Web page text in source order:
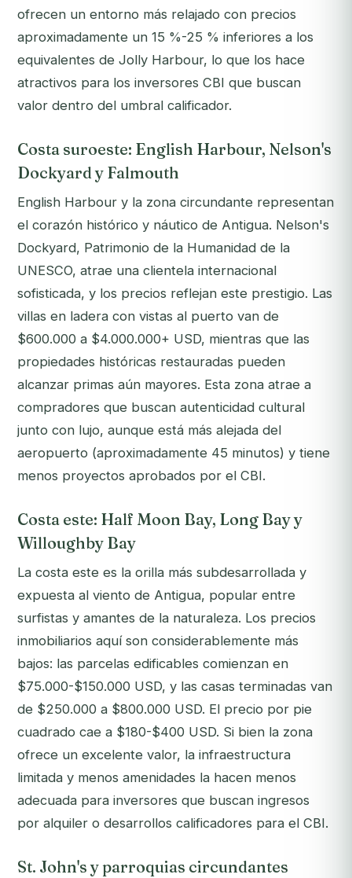
ofrecen un entorno más relajado con precios
aproximadamente un 15 %-25 % inferiores a los
equivalentes de Jolly Harbour, lo que los hace
atractivos para los inversores CBI que buscan
valor dentro del umbral calificador.
Costa suroeste: English Harbour, Nelson's
Dockyard y Falmouth
English Harbour y la zona circundante representan
el corazón histórico y náutico de Antigua. Nelson's
Dockyard, Patrimonio de la Humanidad de la
UNESCO, atrae una clientela internacional
sofisticada, y los precios reflejan este prestigio. Las
villas en ladera con vistas al puerto van de
$600.000 a $4.000.000+ USD, mientras que las
propiedades históricas restauradas pueden
alcanzar primas aún mayores. Esta zona atrae a
compradores que buscan autenticidad cultural
junto con lujo, aunque está más alejada del
aeropuerto (aproximadamente 45 minutos) y tiene
menos proyectos aprobados por el CBI.
Costa este: Half Moon Bay, Long Bay y
Willoughby Bay
La costa este es la orilla más subdesarrollada y
expuesta al viento de Antigua, popular entre
surfistas y amantes de la naturaleza. Los precios
inmobiliarios aquí son considerablemente más
bajos: las parcelas edificables comienzan en
$75.000-$150.000 USD, y las casas terminadas van
de $250.000 a $800.000 USD. El precio por pie
cuadrado cae a $180-$400 USD. Si bien la zona
ofrece un excelente valor, la infraestructura
limitada y menos amenidades la hacen menos
adecuada para inversores que buscan ingresos
por alquiler o desarrollos calificadores para el CBI.
St. John's y parroquias circundantes